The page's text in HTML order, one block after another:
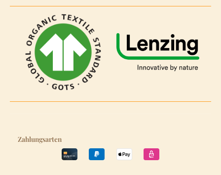
Zahlungsarten